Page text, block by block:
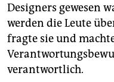
Designers gewesen
werden die Leute
fragte sie und
verantwortlich.